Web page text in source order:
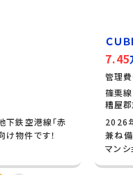
下鉄空港線「赤
物件です！
ＣＵ
7.45
管理
篠栗
糟屋
2026
兼ね
マン